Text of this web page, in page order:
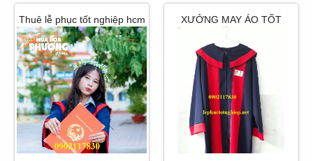
Thuê lễ phục tốt nghiệp hcm XƯỞNG MAY ÁO TỐT
NGHIỆP SIÊU RẺ , ÁO TỐT
NGHIỆP SIÊU BỀN